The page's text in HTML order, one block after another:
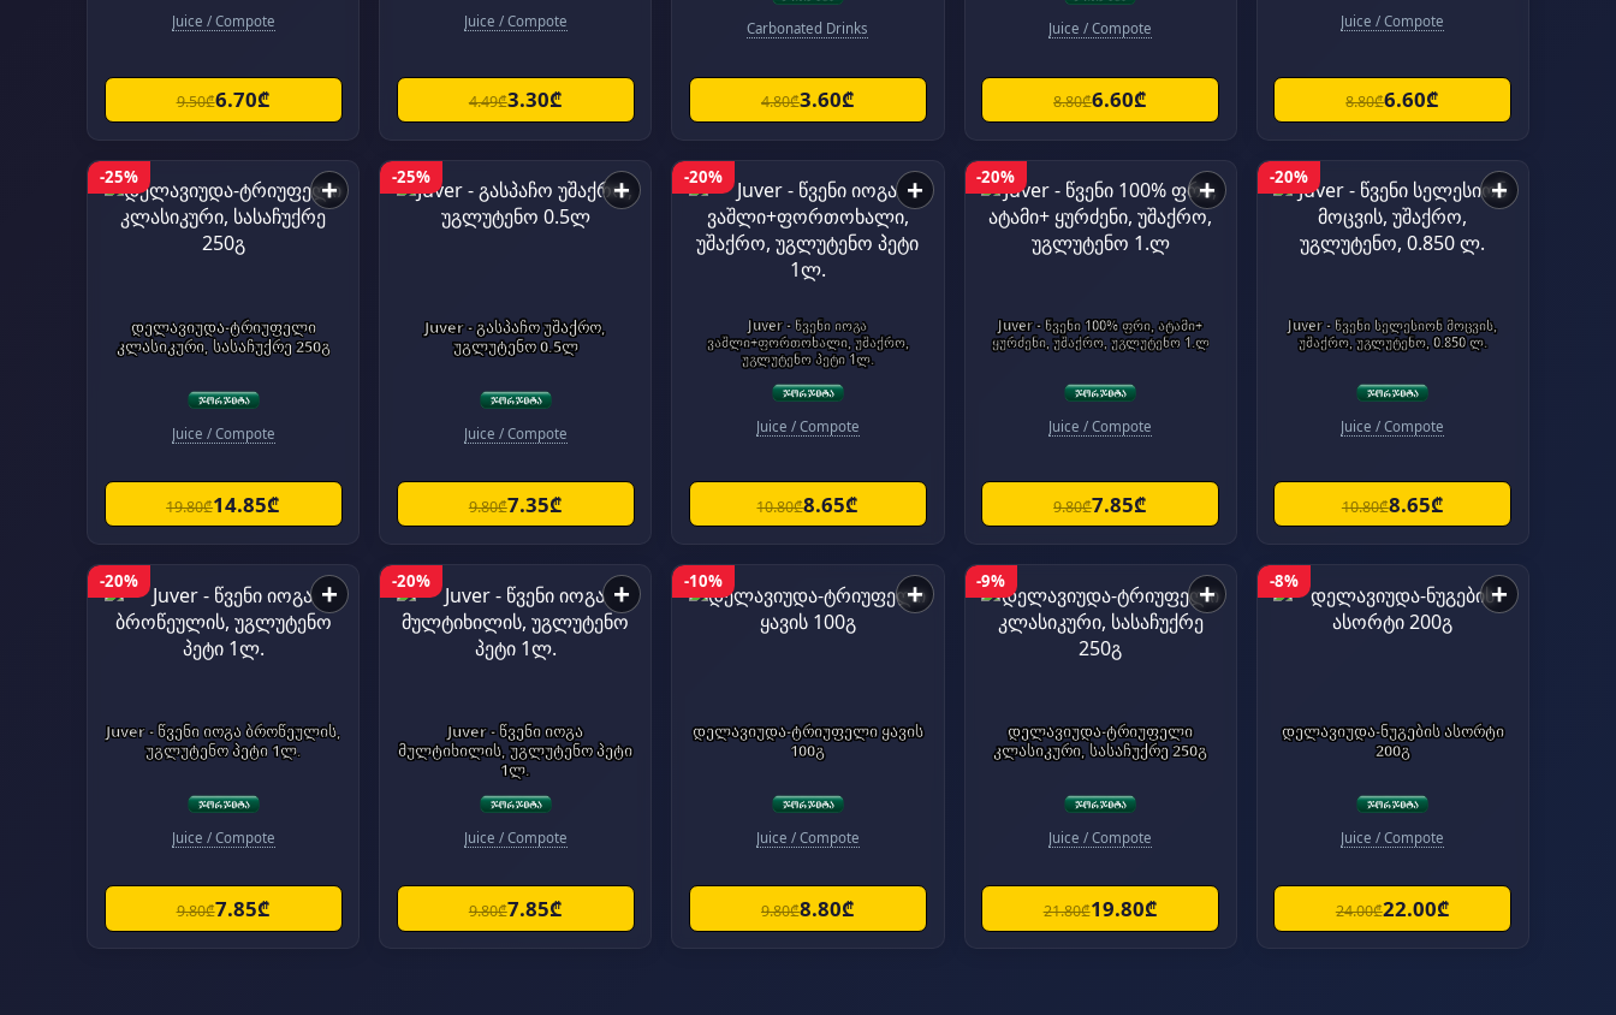
Juice / Compote
9.50₾6.70₾
Juice / Compote
4.49₾3.30₾
Carbonated Drinks
4.80₾3.60₾
Juice / Compote
8.80₾6.60₾
Juice / Compote
8.80₾6.60₾
-25% +
დელავიუდა-ტრიუფელი
კლასიკური, სასაჩუქრე 250გ
Juice / Compote
19.80₾14.85₾
-25% +
Juver - გასპაჩო უშაქრო,
უგლუტენო 0.5ლ
Juice / Compote
9.80₾7.35₾
-20% +
Juver - წვენი იოგა
ვაშლი+ფორთოხალი, უშაქრო,
უგლუტენო პეტი 1ლ.
Juice / Compote
10.80₾8.65₾
-20% +
Juver - წვენი 100% ფრი, ატამი+
ყურძენი, უშაქრო, უგლუტენო 1.ლ
Juice / Compote
9.80₾7.85₾
-20% +
Juver - წვენი სელესიონ მოცვის,
უშაქრო, უგლუტენო, 0.850 ლ.
Juice / Compote
10.80₾8.65₾
-20% +
Juver - წვენი იოგა ბროწეულის,
უგლუტენო პეტი 1ლ.
Juice / Compote
9.80₾7.85₾
-20% +
Juver - წვენი იოგა
მულტიხილის, უგლუტენო პეტი
1ლ.
Juice / Compote
9.80₾7.85₾
-10% +
დელავიუდა-ტრიუფელი ყავის
100გ
Juice / Compote
9.80₾8.80₾
-9% +
დელავიუდა-ტრიუფელი
კლასიკური, სასაჩუქრე 250გ
Juice / Compote
21.80₾19.80₾
-8% +
დელავიუდა-ნუგების ასორტი
200გ
Juice / Compote
24.00₾22.00₾